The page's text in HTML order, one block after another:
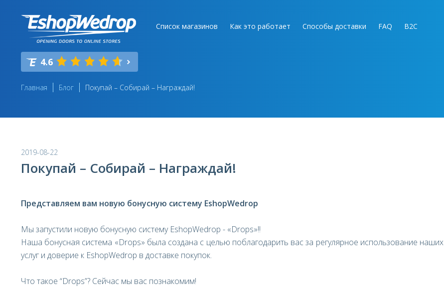
Список магазинов Как это работает Способы доставки FAQ B2C
4.6
Главная Блог Покупай – Собирай – Награждай!
2019-08-22
Покупай – Собирай – Награждай!
Представляем вам новую бонусную систему EshopWedrop
Мы запустили новую бонусную систему EshopWedrop - «Drops»!!
Наша бонусная система «Drops» была создана с целью поблагодарить вас за регулярное использование наших
услуг и доверие к EshopWedrop в доставке покупок.
Что такое “Drops”? Сейчас мы вас познакомим!